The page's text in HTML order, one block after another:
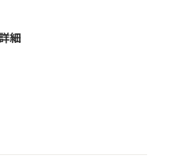
細